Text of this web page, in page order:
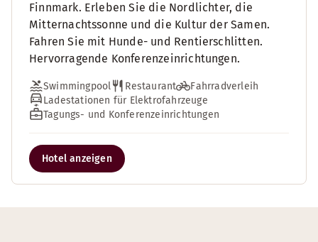
Finnmark. Erleben Sie die Nordlichter, die
Mitternachtssonne und die Kultur der Samen.
Fahren Sie mit Hunde- und Rentierschlitten.
Hervorragende Konferenzeinrichtungen.
Swimmingpool Restaurant
Fahrradverleih
Ladestationen für Elektrofahrzeuge
Tagungs- und Konferenzeinrichtungen
Hotel anzeigen